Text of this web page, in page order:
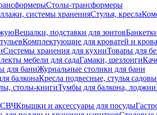
Столы-трансформеры
системы храненияСтулья, кресла
Вешалки, подставки для зонтов
Комплектующие для кроватей и
Системы хранения для кухниТовары для
мебели для садаГамаки, шезлонги
для баниЖурнальные столики для бани
балконаКресла подвесные, стулья
столы-книгиТумбы для балкона, лоджии
СВЧКрышки и аксессуары для посуды